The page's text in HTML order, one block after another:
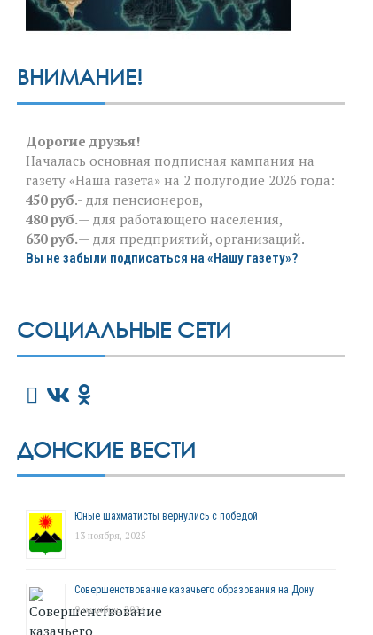
ВНИМАНИЕ!
Дорогие друзья!
Началась основная подписная кампания на
газету «Наша газета» на 2 полугодие 2026 года:
450 руб.- для пенсионеров,
480 руб.— для работающего населения,
630 руб.— для предприятий, организаций.
Вы не забыли подписаться на «Нашу газету»?
СОЦИАЛЬНЫЕ СЕТИ
ДОНСКИЕ ВЕСТИ
Юные шахматисты вернулись с победой
13 ноября, 2025
Совершенствование казачьего образования на Дону
9 октября, 2024